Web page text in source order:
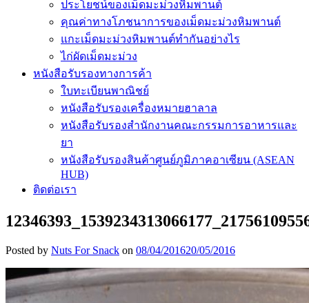
ประโยชน์ของเม็ดมะม่วงหิมพานต์
คุณค่าทางโภชนาการของเม็ดมะม่วงหิมพานต์
แกะเม็ดมะม่วงหิมพานต์ทำกันอย่างไร
ไก่ผัดเม็ดมะม่วง
หนังสือรับรองทางการค้า
ใบทะเบียนพาณิชย์
หนังสือรับรองเครื่องหมายฮาลาล
หนังสือรับรองสำนักงานคณะกรรมการอาหารและ
ยา
หนังสือรับรองสินค้าศูนย์ภูมิภาคอาเซียน (ASEAN
HUB)
ติดต่อเรา
Posted by Nuts For Snack on 08/04/201620/05/2016